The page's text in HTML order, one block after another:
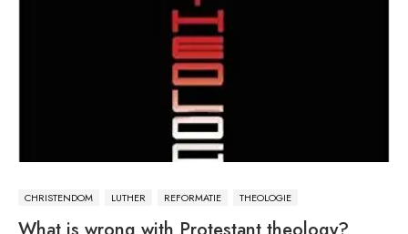
CHRISTENDOM LUTHER REFORMATIE THEOLOGIE